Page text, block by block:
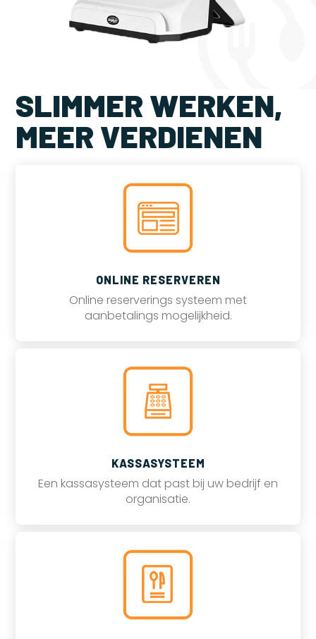
SLIMMER WERKEN,
MEER VERDIENEN
ONLINE RESERVEREN
Online reserverings systeem met
aanbetalings mogelijkheid.
KASSASYSTEEM
Een kassasysteem dat past bij uw bedrijf en
organisatie.